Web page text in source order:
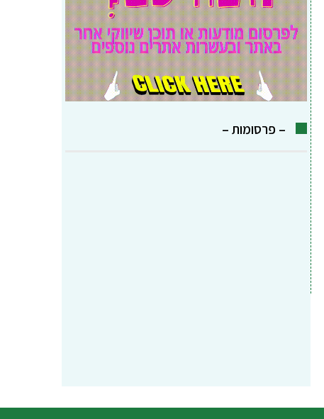
– פרסומות –